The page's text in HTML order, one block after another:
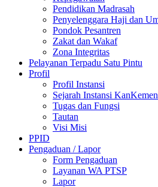
Pendidikan Madrasah
Penyelenggara Haji dan
Pondok Pesantren
Zakat dan Wakaf
Zona Integritas
Pelayanan Terpadu Satu Pintu
Profil
Profil Instansi
Sejarah Instansi
Tugas dan Fungsi
Tautan
Visi Misi
PPID
Pengaduan / Lapor
Form Pengaduan
Layanan WA PTSP
Lapor